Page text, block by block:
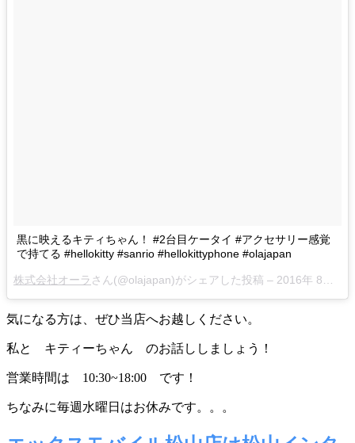
黒に映えるキティちゃん！ #2台目ケータイ #アクセサリー感覚
で持てる #hellokitty #sanrio #hellokittyphone #olajapan
株式会社オーラ さん(@olajapan)がシェアした投稿 – 2016年 8月月9日午後8時51分PDT
気になる方は、ぜひ当店へお越しください。
私と キティーちゃん のお話ししましょう！
営業時間は 10:30~18:00 です！
ちなみに毎週水曜日はお休みです。。。